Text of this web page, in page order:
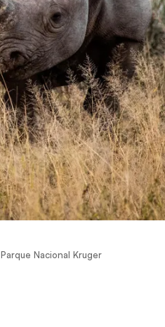
Parque Nacional Kruger